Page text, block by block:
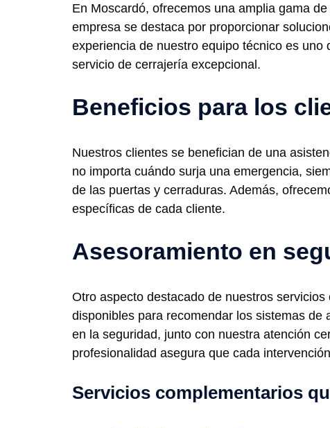
En Moscardó, ofrecemos una amplia gama
empresa se destaca por proporcionar
experiencia de nuestro equipo técnico es
servicio de cerrajería excepcional.
Beneficios para los
Nuestros clientes se benefician de una
no importa cuándo surja una emergencia,
de las puertas y cerraduras. Además,
específicas de cada cliente.
Asesoramiento en
Otro aspecto destacado de nuestros
disponibles para recomendar los sistemas
en la seguridad, junto con nuestra atención
profesionalidad asegura que cada
Servicios complementarios